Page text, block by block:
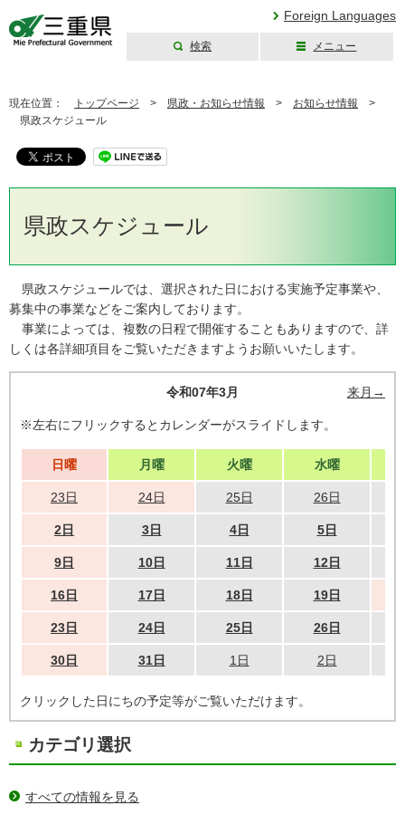
Foreign Languages
検索 メニュー
現在位置： トップページ > 県政・お知らせ情報 > お知らせ情報 >
県政スケジュール
県政スケジュール
県政スケジュールでは、選択された日における実施予定事業や、
募集中の事業などをご案内しております。
事業によっては、複数の日程で開催することもありますので、詳
しくは各詳細項目をご覧いただきますようお願いいたします。
令和07年3月 来月→
※左右にフリックするとカレンダーがスライドします。
日曜 月曜 火曜 水曜
23日 24日 25日 26日
2日 3日 4日 5日
9日 10日 11日 12日
16日 17日 18日 19日
23日 24日 25日 26日
30日 31日 1日 2日
クリックした日にちの予定等がご覧いただけます。
カテゴリ選択
すべての情報を見る